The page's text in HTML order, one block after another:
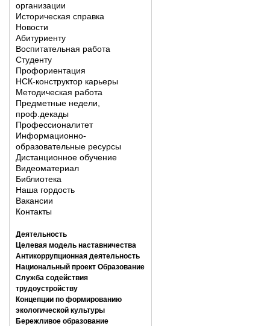
организации
Историческая справка
Новости
Абитуриенту
Воспитательная работа
Студенту
Профориентация
НСК-конструктор карьеры
Методическая работа
Предметные недели,
проф.декады
Профессионалитет
Информационно-
образовательные ресурсы
Дистанционное обучение
Видеоматериал
Библиотека
Наша гордость
Вакансии
Контакты
Деятельность
Целевая модель наставничества
Антикоррупционная деятельность
Национальный проект Образование
Служба содействия
трудоустройству
Концепции по формированию
экологической культуры
Бережливое образование